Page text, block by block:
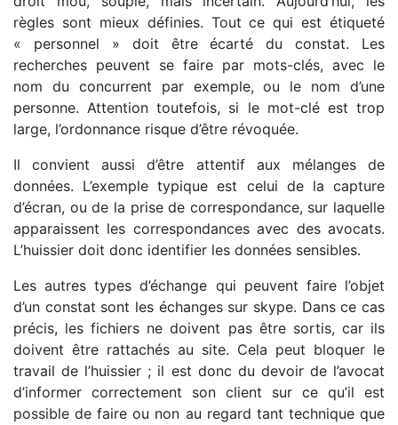
règles sont mieux définies. Tout ce qui est étiqueté
« personnel » doit être écarté du constat. Les
recherches peuvent se faire par mots-clés, avec le
nom du concurrent par exemple, ou le nom d’une
personne. Attention toutefois, si le mot-clé est trop
large, l’ordonnance risque d’être révoquée.
Il convient aussi d’être attentif aux mélanges de
données. L’exemple typique est celui de la capture
d’écran, ou de la prise de correspondance, sur laquelle
apparaissent les correspondances avec des avocats.
L’huissier doit donc identifier les données sensibles.
Les autres types d’échange qui peuvent faire l’objet
d’un constat sont les échanges sur skype. Dans ce cas
précis, les fichiers ne doivent pas être sortis, car ils
doivent être rattachés au site. Cela peut bloquer le
travail de l’huissier ; il est donc du devoir de l’avocat
d’informer correctement son client sur ce qu’il est
possible de faire ou non au regard tant technique que